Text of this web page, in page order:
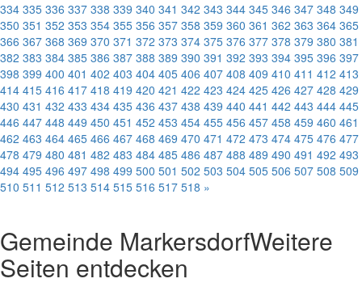
334 335 336 337 338 339 340 341 342 343 344 345 346 347 348 349
350 351 352 353 354 355 356 357 358 359 360 361 362 363 364 365
366 367 368 369 370 371 372 373 374 375 376 377 378 379 380 381
382 383 384 385 386 387 388 389 390 391 392 393 394 395 396 397
398 399 400 401 402 403 404 405 406 407 408 409 410 411 412 413
414 415 416 417 418 419 420 421 422 423 424 425 426 427 428 429
430 431 432 433 434 435 436 437 438 439 440 441 442 443 444 445
446 447 448 449 450 451 452 453 454 455 456 457 458 459 460 461
462 463 464 465 466 467 468 469 470 471 472 473 474 475 476 477
478 479 480 481 482 483 484 485 486 487 488 489 490 491 492 493
494 495 496 497 498 499 500 501 502 503 504 505 506 507 508 509
510 511 512 513 514 515 516 517 518 »
Gemeinde MarkersdorfWeitere
Seiten entdecken